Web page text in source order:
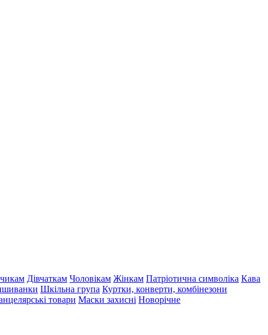
Дівчаткам Чоловікам Жінкам Патріотична символіка Кава
Шкільна група Куртки, конверти, комбінезони
товари Маски захисні Новорічне